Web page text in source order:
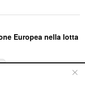
Europea nella lotta